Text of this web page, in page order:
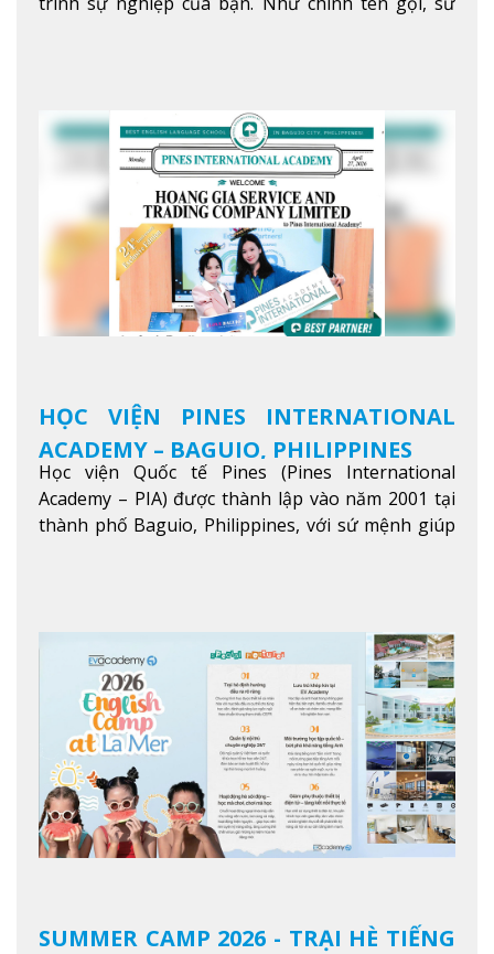
HỌC VIỆN PINES INTERNATIONAL
ACADEMY – BAGUIO, PHILIPPINES
Học viện Quốc tế Pines (Pines International
Academy – PIA) được thành lập vào năm 2001 tại
thành phố Baguio, Philippines, với sứ mệnh giúp
SUMMER CAMP 2026 - TRẠI HÈ TIẾNG